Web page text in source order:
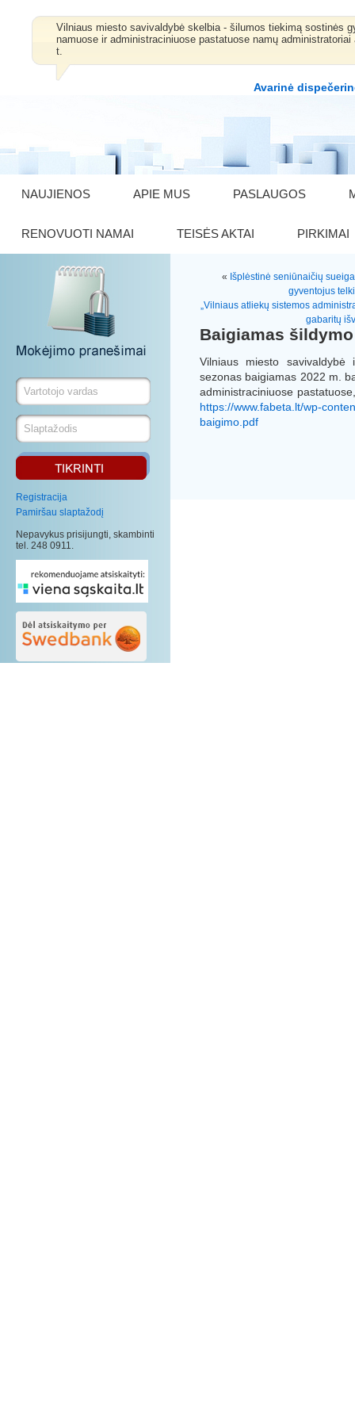
Vilniaus miesto savivaldybė skelbia - šilumos tiekimą sostinės
namuose ir administraciniuose pastatuose namų
t.
Avarinė
NAUJIENOS APIE MUS PASLAUGOS
RENOVUOTI NAMAI TEISĖS AKTAI PIRKIMAI
Registracija
Pamiršau slaptažodį
Nepavykus prisijungti, skambinti
tel. 248 0911.
« Išplėstinė seniūnaičių
gyventojus
„Vilniaus atliekų sistemos
gabaritų
Baigiamas
Vilniaus miesto savivaldybė
sezonas baigiamas 2022 m.
administraciniuose
https://www.fabeta.lt/wp-
baigimo.pdf